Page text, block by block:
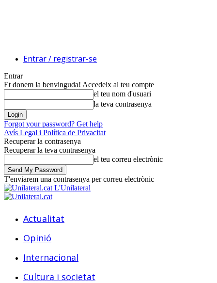
Entrar / registrar-se
Entrar
Et donem la benvinguda! Accedeix al teu compte
el teu nom d'usuari
la teva contrasenya
Forgot your password? Get help
Avís Legal i Política de Privacitat
Recuperar la contrasenya
Recuperar la teva contrasenya
el teu correu electrònic
T'enviarem una contrasenya per correu electrònic
L'Unilateral
Actualitat
Opinió
Internacional
Cultura i societat